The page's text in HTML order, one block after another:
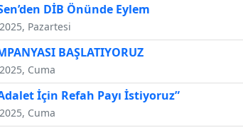
DİB Önünde Eylem
Pazartesi
BAŞLATIYORUZ
Cuma
İçin Refah Payı İstiyoruz”
Cuma